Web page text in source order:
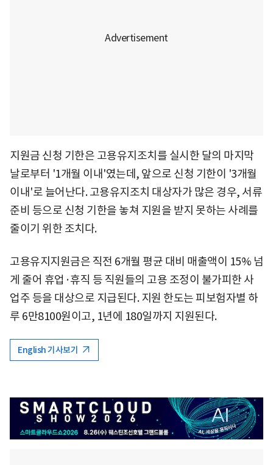
지원금 신청 기한은 고용유지조치를 실시한 달의 마지막
날로부터 '1개월 이내'였는데, 앞으로 신청 기한이 '3개월
이내'로 늘어난다. 고용유지조치 대상자가 많은 경우, 서류
준비 등으로 신청 기한을 놓쳐 지원을 받지 못하는 사례를
줄이기 위한 조치다.
고용유지지원금은 직전 6개월 평균 대비 매출액이 15% 넘
게 줄어 휴업·휴직 등 직원들의 고용 조정이 불가피한 사
업주 등을 대상으로 지급된다. 지원 한도는 피보험자별 하
루 6만8100원이고, 1년에 180일까지 지원된다.
English 기사보기